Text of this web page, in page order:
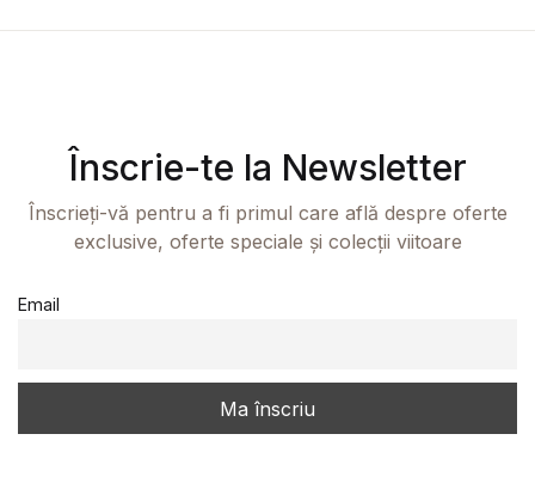
Înscrie-te la Newsletter
Înscrieți-vă pentru a fi primul care află despre oferte
exclusive, oferte speciale și colecții viitoare
Email